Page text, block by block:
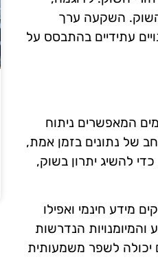
השוק. השקעה ערך
עתידיים בהתבסס על
המאפשרים ניתוח
של נתונים בזמן אמת,
להשיג יתרון בשוק,
מידע חינמי ואפילו
הנדרשות
יכולה לשפר משמעותית